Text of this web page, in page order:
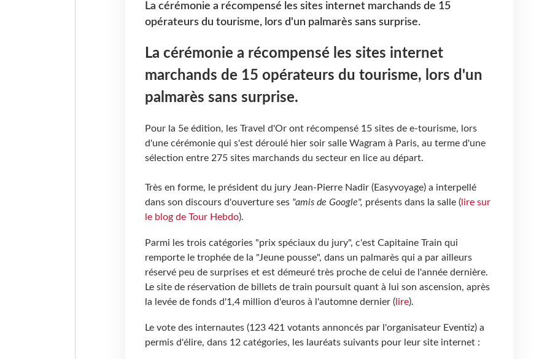
La cérémonie a récompensé les sites internet marchands de 15
opérateurs du tourisme, lors d'un palmarès sans surprise.
La cérémonie a récompensé les sites internet
marchands de 15 opérateurs du tourisme, lors d'un
palmarès sans surprise.
Pour la 5e édition, les Travel d'Or ont récompensé 15 sites de e-tourisme, lors
d'une cérémonie qui s'est déroulé hier soir salle Wagram à Paris, au terme d'une
sélection entre 275 sites marchands du secteur en lice au départ.
Très en forme, le président du jury Jean-Pierre Nadir (Easyvoyage) a interpellé
dans son discours d'ouverture ses "amis de Google", présents dans la salle (lire sur
le blog de Tour Hebdo).
Parmi les trois catégories "prix spéciaux du jury", c'est Capitaine Train qui
remporte le trophée de la "Jeune pousse", dans un palmarès qui a par ailleurs
réservé peu de surprises et est démeuré très proche de celui de l'année dernière.
Le site de réservation de billets de train poursuit quant à lui son ascension, après
la levée de fonds d'1,4 million d'euros à l'automne dernier (lire).
Le vote des internautes (123 421 votants annoncés par l'organisateur Eventiz) a
permis d'élire, dans 12 catégories, les lauréats suivants pour leur site internet :